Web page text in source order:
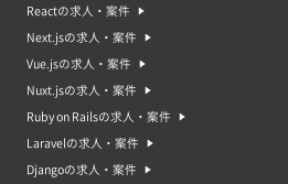
Reactの求人・案件
Next.jsの求人・案件
Vue.jsの求人・案件
Nuxt.jsの求人・案件
Ruby on Railsの求人・案件
Laravelの求人・案件
Djangoの求人・案件